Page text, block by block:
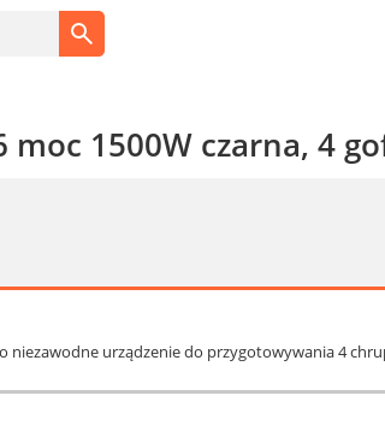
1500W czarna, 4
niezawodne urządzenie do przygotowywania 4